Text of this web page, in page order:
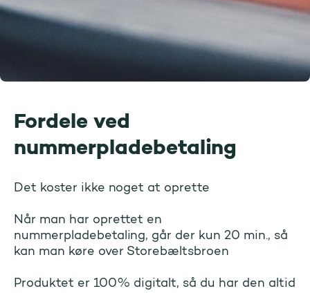
Fordele ved
nummerpladebetaling
Det koster ikke noget at oprette
Når man har oprettet en
nummerpladebetaling, går der kun 20 min., så
kan man køre over Storebæltsbroen
Produktet er 100% digitalt, så du har den altid